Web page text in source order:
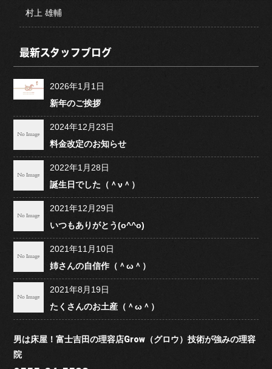
村上 雄輔
最新スタッフブログ
2026年1月1日
新年のご挨拶
2024年12月23日
料金改定のお知らせ
2022年1月28日
誕生日でした（＾ν＾）
2021年12月29日
いつもありがとう(o^^o)
2021年11月10日
姉さんの自信作（＾ω＾）
2021年8月19日
たくさんのお土産（＾ω＾）
男は床屋！富士吉田の理容店Grow（グロウ）技術が強みの理容
院